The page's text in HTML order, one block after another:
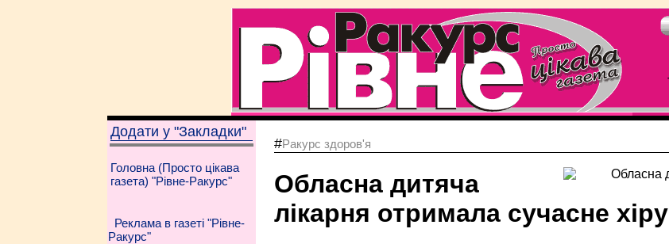
Додати у "Закладки"
Головна (Просто цікава
газета) "Рівне-Ракурс"
Реклама в газеті "Рівне-
Ракурс"
#Ракурс здоров'я
Обласна дитяча
лікарня отримала сучасне